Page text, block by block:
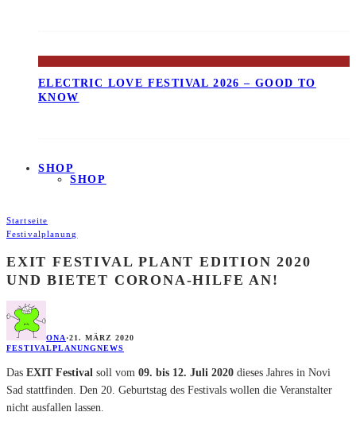
ELECTRIC LOVE FESTIVAL 2026 – GOOD TO
KNOW
SHOP
SHOP
Startseite
Festivalplanung
EXIT FESTIVAL PLANT EDITION 2020
UND BIETET CORONA-HILFE AN!
ONA·21. MÄRZ 2020
FESTIVALPLANUNGNEWS
Das EXIT Festival soll vom 09. bis 12. Juli 2020 dieses Jahres in Novi
Sad stattfinden. Den 20. Geburtstag des Festivals wollen die Veranstalter
nicht ausfallen lassen.